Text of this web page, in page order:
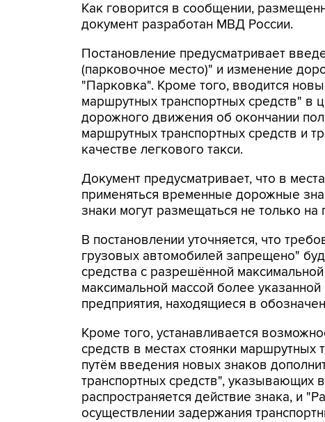
Как говорится в сообщении,
документ разработан МВД России.
Постановление предусматривает
(парковочное место)" и изменение
"Парковка". Кроме того, вводится
маршрутных транспортных средств" в
дорожного движения об окончании
маршрутных транспортных средств и
качестве легкового такси.
Документ предусматривает, что в
применяться временные дорожные
знаки могут размещаться не только на
В постановлении уточняется, что
грузовых автомобилей запрещено"
средства с разрешённой
максимальной массой более
предприятия, находящиеся в
Кроме того, устанавливается
средств в местах стоянки маршрутных
путём введения новых знаков
транспортных средств", указывающих
распространяется действие знака, и
осуществлении задержания